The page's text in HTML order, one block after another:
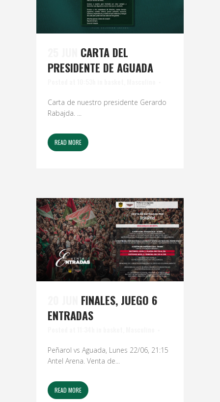
CARTA DEL
PRESIDENTE DE AGUADA
Carta de nuestro presidente Gerardo
Rabajda. ...
READ MORE
FINALES, JUEGO 6
ENTRADAS
Peñarol vs Aguada, Lunes 22/06, 21:15
Antel Arena. Venta de...
READ MORE